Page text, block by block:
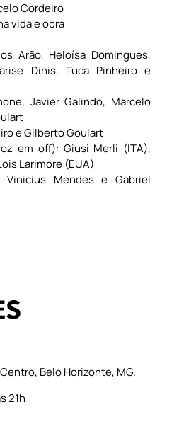
Cordeiro
vida e obra
Arão, Heloísa Domingues,
Dinis, Tuca Pinheiro e
Javier Galindo, Marcelo
e Gilberto Goulart
em off): Giusi Merli (ITA),
Larimore (EUA)
Vinicius Mendes e Gabriel
Belo Horizonte, MG.
21h